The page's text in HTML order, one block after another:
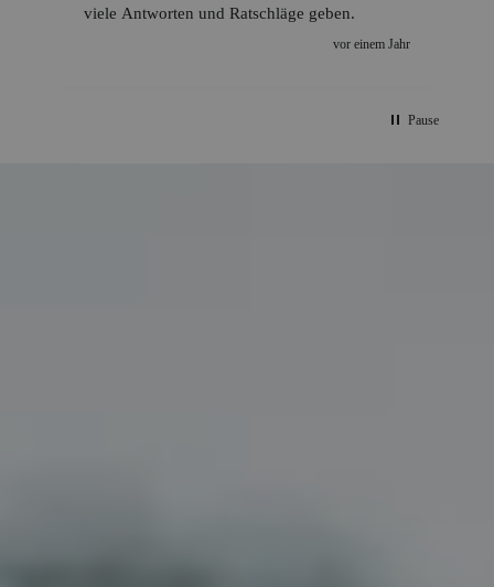
viele Antworten und Ratschläge geben.
vor einem Jahr
Pause